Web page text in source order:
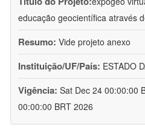
educação geocientífica através
Resumo: Vide projeto anexo
Instituição/UF/País: ESTADO
Vigência: Sat Dec 24 00:00:00
00:00:00 BRT 2026